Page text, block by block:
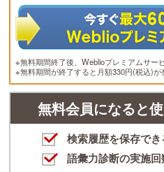
※無料期間終了後、Weblioプレミアムサー
※無料期間が終了すると月額330円(税込)が
無料会員になると
検索履歴を保存でき
語彙力診断の実施回